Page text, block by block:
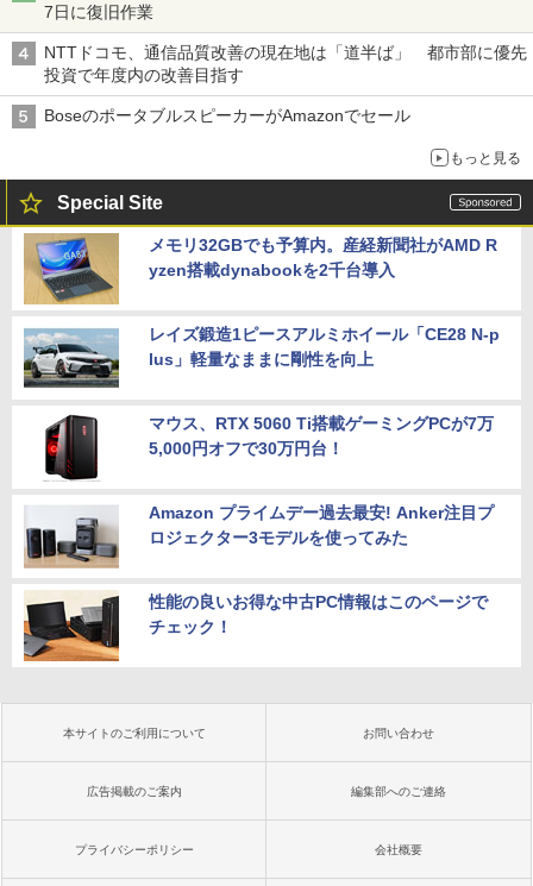
7日に復旧作業
NTTドコモ、通信品質改善の現在地は「道半ば」 都市部に優先
投資で年度内の改善目指す
BoseのポータブルスピーカーがAmazonでセール
もっと見る
Special Site
メモリ32GBでも予算内。産経新聞社がAMD R
yzen搭載dynabookを2千台導入
レイズ鍛造1ピースアルミホイール「CE28 N-p
lus」軽量なままに剛性を向上
マウス、RTX 5060 Ti搭載ゲーミングPCが7万
5,000円オフで30万円台！
Amazon プライムデー過去最安! Anker注目プ
ロジェクター3モデルを使ってみた
性能の良いお得な中古PC情報はこのページで
チェック！
本サイトのご利用について お問い合わせ
広告掲載のご案内 編集部へのご連絡
プライバシーポリシー 会社概要